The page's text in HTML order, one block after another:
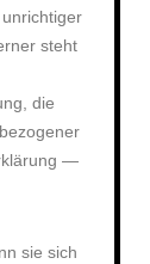
steht
die
—
sie sich